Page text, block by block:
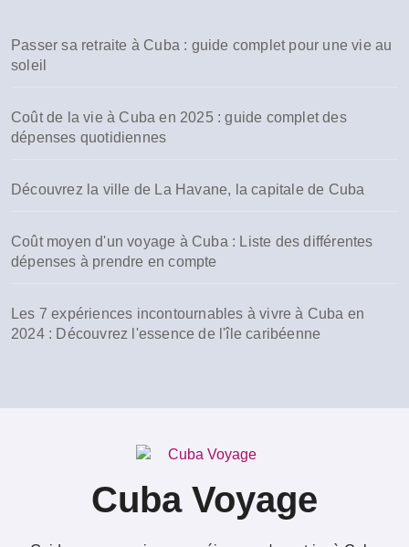
Passer sa retraite à Cuba : guide complet pour une vie au
soleil
Coût de la vie à Cuba en 2025 : guide complet des
dépenses quotidiennes
Découvrez la ville de La Havane, la capitale de Cuba
Coût moyen d'un voyage à Cuba : Liste des différentes
dépenses à prendre en compte
Les 7 expériences incontournables à vivre à Cuba en
2024 : Découvrez l'essence de l'île caribéenne
Cuba Voyage